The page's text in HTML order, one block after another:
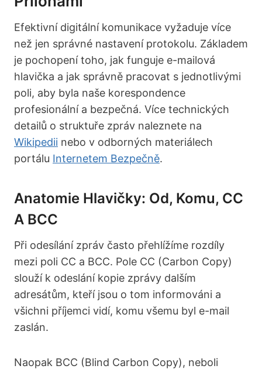
Efektivní digitální komunikace vyžaduje více
než jen správné nastavení protokolu. Základem
je pochopení toho, jak funguje e-mailová
hlavička a jak správně pracovat s jednotlivými
poli, aby byla naše korespondence
profesionální a bezpečná. Více technických
detailů o struktuře zpráv naleznete na
Wikipedii nebo v odborných materiálech
portálu Internetem Bezpečně.
Anatomie Hlavičky: Od, Komu, CC
A BCC
Při odesílání zpráv často přehlížíme rozdíly
mezi poli CC a BCC. Pole CC (Carbon Copy)
slouží k odeslání kopie zprávy dalším
adresátům, kteří jsou o tom informováni a
všichni příjemci vidí, komu všemu byl e-mail
zaslán.
Naopak BCC (Blind Carbon Copy), neboli